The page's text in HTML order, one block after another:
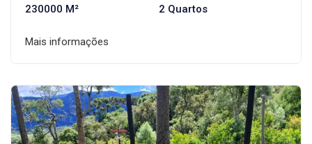
230000 M² 2 Quartos
Mais informações